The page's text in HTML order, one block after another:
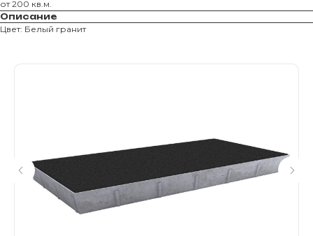
от 200 кв.м.
Описание
Цвет: Белый гранит
ИП Ильинский В.В. ИНН 501602422407